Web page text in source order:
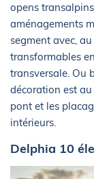
opens
aménagements
segment avec,
transformables
transversale. Ou
décoration est
pont et les
intérieurs.
Delphia 10